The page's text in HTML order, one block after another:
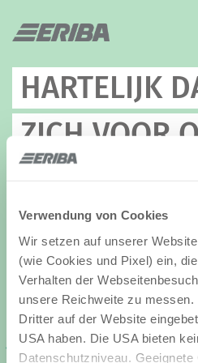
Verwendung von Cookies
Wir setzen auf unserer
(wie Cookies und Pixel) ein,
Verhalten der
unsere Reichweite zu
Dritter auf der Website
USA haben. Die USA bieten
Datenschutzniveau. Geeignete
HARTELIJK
ZICH VOOR
AANGEMELD!